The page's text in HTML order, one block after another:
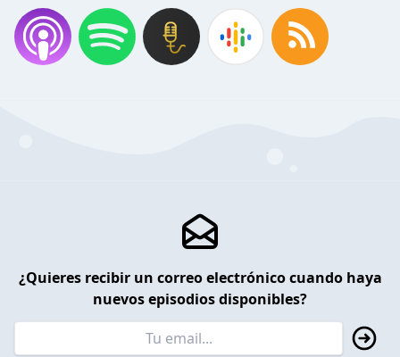
¿Quieres recibir un correo electrónico cuando haya
nuevos episodios disponibles?